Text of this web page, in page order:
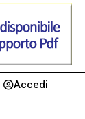
Accedi